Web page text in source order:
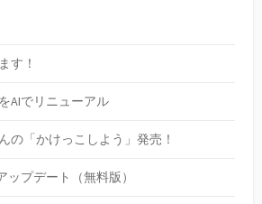
す！
AIでリニューアル
「かけっこしよう」発売！
ップデート（無料版）